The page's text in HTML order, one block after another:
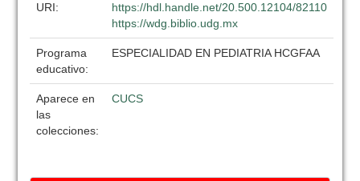
URI:
https://hdl.handle.net/20.500.12104/82110
https://wdg.biblio.udg.mx
Programa
educativo:
ESPECIALIDAD EN PEDIATRIA HCGFAA
Aparece en
las
colecciones:
CUCS